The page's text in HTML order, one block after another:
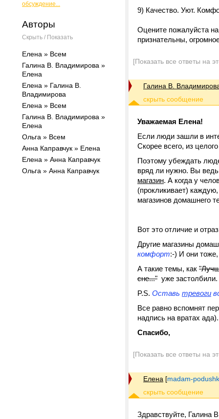
обсуждение...
Авторы
Скрыть / Показать
Елена » Всем
Галина В. Владимирова »
Елена
Елена » Галина В.
Владимирова
Елена » Всем
Галина В. Владимирова »
Елена
Ольга » Всем
Анна Каправчук » Елена
Елена » Анна Каправчук
Ольга » Анна Каправчук
9) Качество. Уют.
Оцените пожалуйста
признательны,
[Показать все ответы на
Галина В.
Уважаемая Елена!
Если люди зашли в
Скорее всего, из
Поэтому убеждать
вряд ли нужно. Вы
магазин. А когда у
(прокликивает)
магазинов домашнего
Вот это отличие и
Другие магазины
комфорт:-) И они
А такие темы, как
сне..." уже застолбили.
P.S. Оставь тревоги
Все равно вспомнят
надпись на вратах
Спасибо,
[Показать все ответы на
Елена [madam-
Здравствуйте, Галина